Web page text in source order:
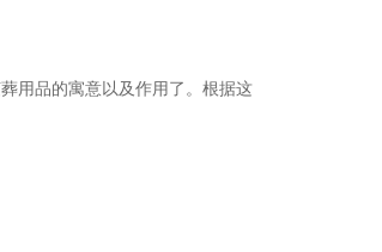
用品的寓意以及作用了。根据这